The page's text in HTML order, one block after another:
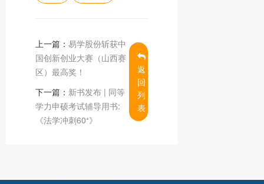
上一篇： 易学股份斩获中
国创新创业大赛（山西赛
区）最高奖！
下一篇： 新书发布 | 同等
学力申硕考试辅导用书:
《法学冲刺60⁺》
返
回
列
表